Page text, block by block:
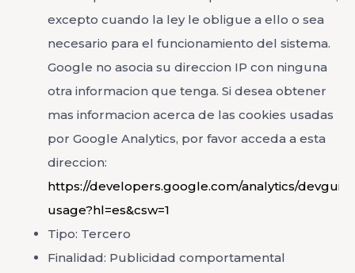
excepto cuando la ley le obligue a ello o sea
necesario para el funcionamiento del sistema.
Google no asocia su direccion IP con ninguna
otra informacion que tenga. Si desea obtener
mas informacion acerca de las cookies usadas
por Google Analytics, por favor acceda a esta
direccion:
https://developers.google.com/analytics/
usage?hl=es&csw=1
Tipo: Tercero
Finalidad: Publicidad comportamental